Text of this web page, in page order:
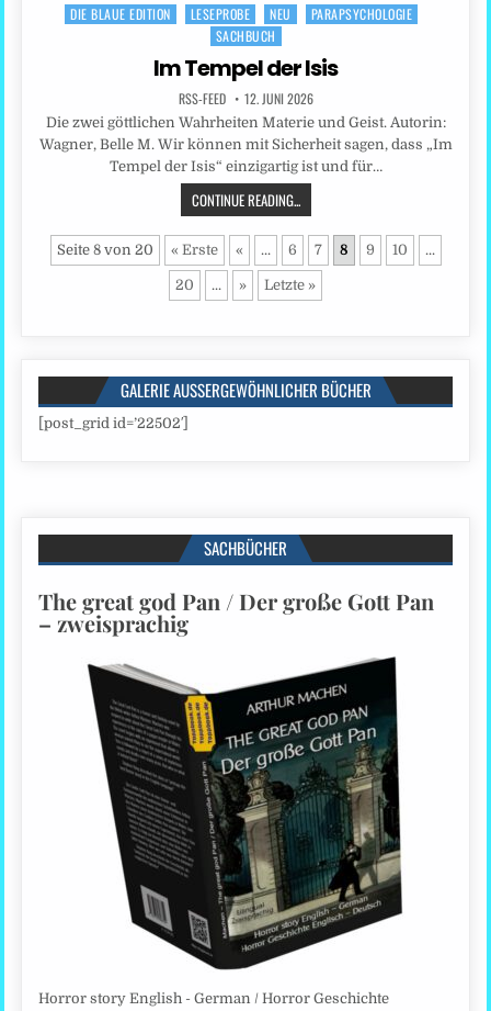
Posted
DIE BLAUE EDITION LESEPROBE NEU
PARAPSYCHOLOGIE
SACHBUCH
Im Tempel der Isis
RSS-FEED 12. JUNI 2026
Die zwei göttlichen Wahrheiten Materie und Geist. Autorin:
Wagner, Belle M. Wir können mit Sicherheit sagen, dass „Im
Tempel der Isis“ einzigartig ist und für…
CONTINUE READING...
Seite 8 von 20 « Erste « ... 6 7 8 9 10 ...
20 ... » Letzte »
GALERIE AUSSERGEWÖHNLICHER BÜCHER
[post_grid id=’22502′]
SACHBÜCHER
The great god Pan / Der große Gott Pan
– zweisprachig
Horror story English - German / Horror Geschichte